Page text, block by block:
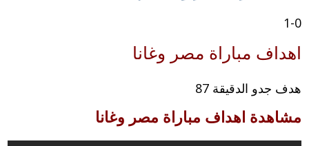
1-0
اهداف مباراة مصر وغانا
هدف جدو الدقيقة 87
مشاهدة اهداف مباراة مصر وغانا